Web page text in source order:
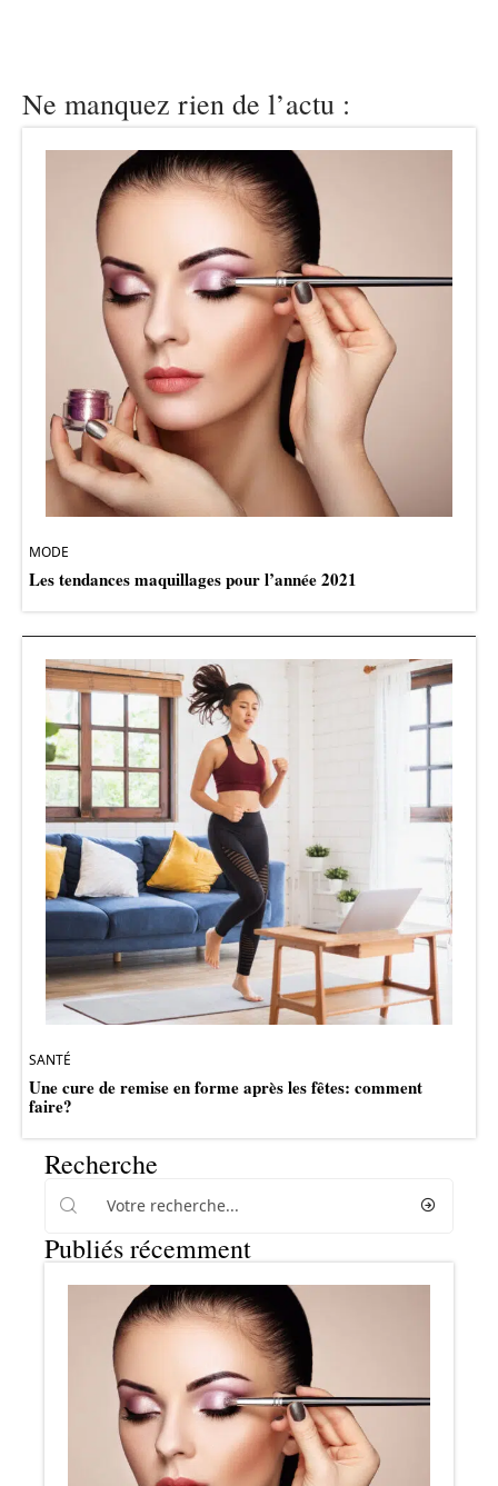
Ne manquez rien de l’actu :
MODE
Les tendances maquillages pour l’année 2021
SANTÉ
Une cure de remise en forme après les fêtes: comment
faire?
Recherche
Publiés récemment